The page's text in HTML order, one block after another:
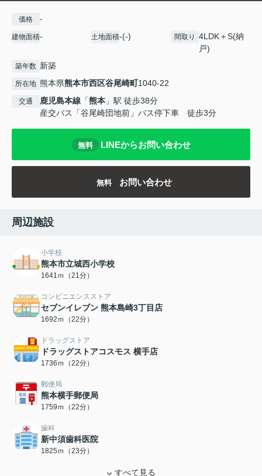
価格 -
建物面積- 土地面積-(-) 間取り
4LDK＋S(納
戸)
築年数 新築
所在地 熊本県熊本市西区谷尾崎町1040-22
交通 鹿児島本線 「熊本 」駅 徒歩38分
産交バス「谷尾崎団地前」バス停下車 徒歩3分
無料 LINEからお問い合わせ
無料 お問い合わせ
周辺施設
小学校
熊本市立城西小学校
1641ｍ（21分）
コンビニエンスストア
セブンイレブン 熊本島崎3丁目店
1692ｍ（22分）
ドラッグストア
ドラッグストアコスモス 横手店
1736ｍ（22分）
郵便局
熊本横手郵便局
1759ｍ（22分）
歯科
新中須歯科医院
1825ｍ（23分）
すべて見る